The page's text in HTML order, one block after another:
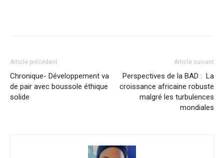
Article précédent
Chronique- Développement va
de pair avec boussole éthique
solide
Article suivant
Perspectives de la BAD : La
croissance africaine robuste
malgré les turbulences
mondiales